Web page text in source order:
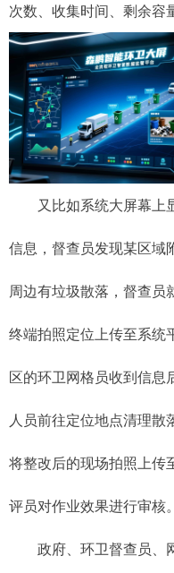
次数、收集时间、剩余容
又比如系统大屏幕上
信息，督查员发现某区域
周边有垃圾散落，督查员
终端拍照定位上传至系统
区的环卫网格员收到信息
人员前往定位地点清理散
将整改后的现场拍照上传
评员对作业效果进行审核。
政府、环卫督查员、